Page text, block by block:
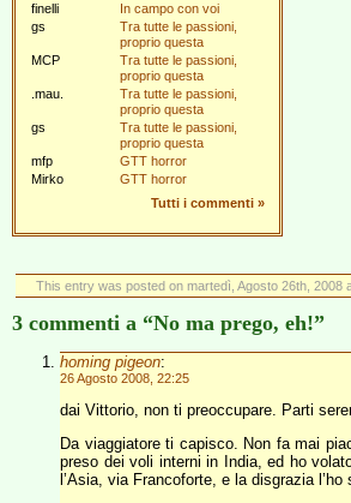
finelli
In campo con voi
gs
Tra tutte le passioni,
proprio questa
MCP
Tra tutte le passioni,
proprio questa
.mau.
Tra tutte le passioni,
proprio questa
gs
Tra tutte le passioni,
proprio questa
mfp
GTT horror
Mirko
GTT horror
Tutti i commenti »
This entry was posted on martedì, Agosto 26th, 2008
3 commenti a “No ma prego, eh!”
homing pigeon:
26 Agosto 2008, 22:25
dai Vittorio, non ti preoccupare. Parti
Da viaggiatore ti capisco. Non fa mai
preso dei voli interni in India, ed ho
l’Asia, via Francoforte, e la disgrazia